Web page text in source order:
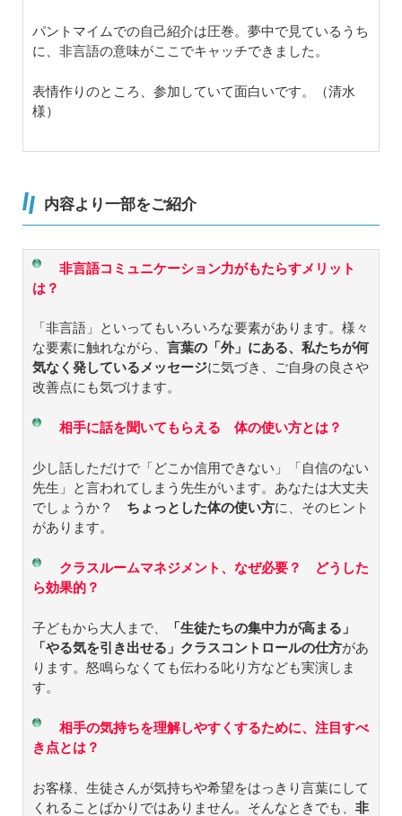
パントマイムでの自己紹介は圧巻。夢中で見ているうち
に、非言語の意味がここでキャッチできました。
表情作りのところ、参加していて面白いです。（清水
様）
内容より一部をご紹介
非言語コミュニケーション力がもたらすメリット
は？
「非言語」といってもいろいろな要素があります。様々
な要素に触れながら、言葉の「外」にある、私たちが何
気なく発しているメッセージに気づき、ご自身の良さや
改善点にも気づけます。
相手に話を聞いてもらえる 体の使い方とは？
少し話しただけで「どこか信用できない」「自信のない
先生」と言われてしまう先生がいます。あなたは大丈夫
でしょうか？ ちょっとした体の使い方に、そのヒント
があります。
クラスルームマネジメント、なぜ必要？ どうした
ら効果的？
子どもから大人まで、
「生徒たちの集中力が高まる」
「やる気を引き出せる」クラスコントロールの仕方があ
ります。怒鳴らなくても伝わる叱り方なども実演しま
す。
相手の気持ちを理解しやすくするために、注目すべ
き点とは？
お客様、生徒さんが気持ちや希望をはっきり言葉にして
くれることばかりではありません。そんなときでも、非